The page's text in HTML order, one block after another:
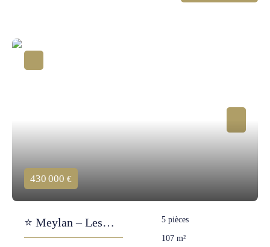
430 000 €
⭐ Meylan – Les
Parcs de
5 pièces
107 m²